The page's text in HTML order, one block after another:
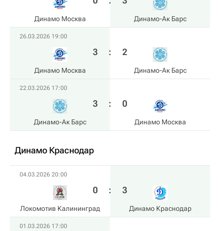
Динамо Москва Динамо-Ак Барс
26.03.2026 19:00
Динамо Москва
3 : 2
Динамо-Ак Барс
22.03.2026 17:00
Динамо-Ак Барс
3 : 0
Динамо Москва
Динамо Краснодар
04.03.2026 20:00
Локомотив Калининград
0 : 3
Динамо Краснодар
01.03.2026 17:00